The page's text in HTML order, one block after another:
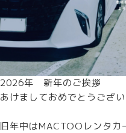
2026年 新年のご挨拶
あけましておめでとうござ
旧年中はMACTOOレンタカ